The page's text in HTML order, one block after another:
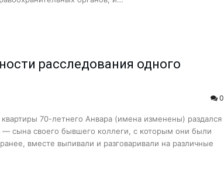
сделано в 1 квар...
не надо…...
строитель...
расследования одного
0
70-летнего Анвара (имена изменены) раздался
сына своего бывшего коллеги, с которым они были
вместе выпивали и разговаривали на различные